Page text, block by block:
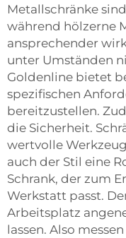
Metallschränke
während hölzerne
ansprechender
unter Umständen
Goldenline bietet
spezifischen
bereitzustellen.
die Sicherheit.
wertvolle
auch der Stil eine
Schrank, der zum
Werkstatt passt.
Arbeitsplatz
lassen. Also